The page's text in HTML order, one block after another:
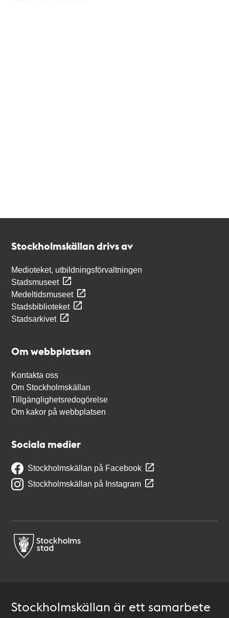
Stockholmskällan drivs av
Medioteket, utbildningsförvaltningen
Stadsmuseet
Medeltidsmuseet
Stadsbiblioteket
Stadsarkivet
Om webbplatsen
Kontakta oss
Om Stockholmskällan
Tillgänglighetsredogörelse
Om kakor på webbplatsen
Sociala medier
Stockholmskällan på Facebook
Stockholmskällan på Instagram
Stockholmskällan är ett samarbete